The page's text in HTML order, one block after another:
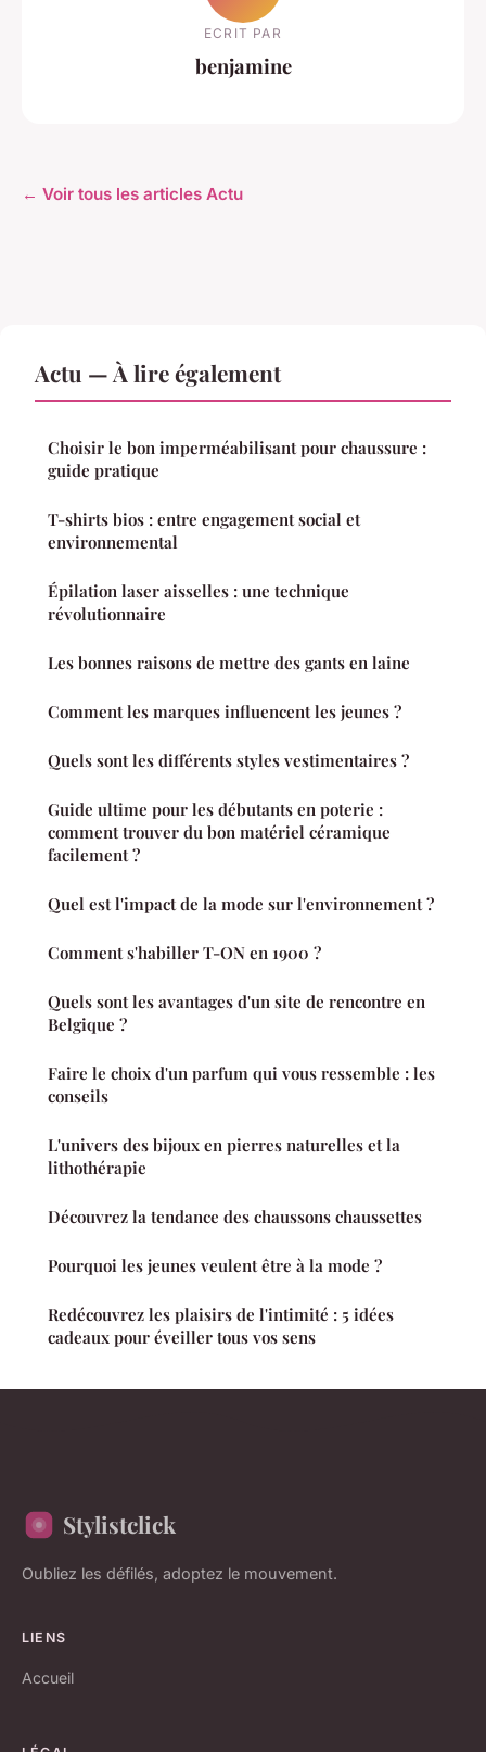
ECRIT PAR
benjamine
← Voir tous les articles Actu
Actu — À lire également
Choisir le bon imperméabilisant pour chaussure :
guide pratique
T-shirts bios : entre engagement social et
environnemental
Épilation laser aisselles : une technique
révolutionnaire
Les bonnes raisons de mettre des gants en laine
Comment les marques influencent les jeunes ?
Quels sont les différents styles vestimentaires ?
Guide ultime pour les débutants en poterie :
comment trouver du bon matériel céramique
facilement ?
Quel est l'impact de la mode sur l'environnement ?
Comment s'habiller T-ON en 1900 ?
Quels sont les avantages d'un site de rencontre en
Belgique ?
Faire le choix d'un parfum qui vous ressemble : les
conseils
L'univers des bijoux en pierres naturelles et la
lithothérapie
Découvrez la tendance des chaussons chaussettes
Pourquoi les jeunes veulent être à la mode ?
Redécouvrez les plaisirs de l'intimité : 5 idées
cadeaux pour éveiller tous vos sens
Stylistclick
Oubliez les défilés, adoptez le mouvement.
LIENS
Accueil